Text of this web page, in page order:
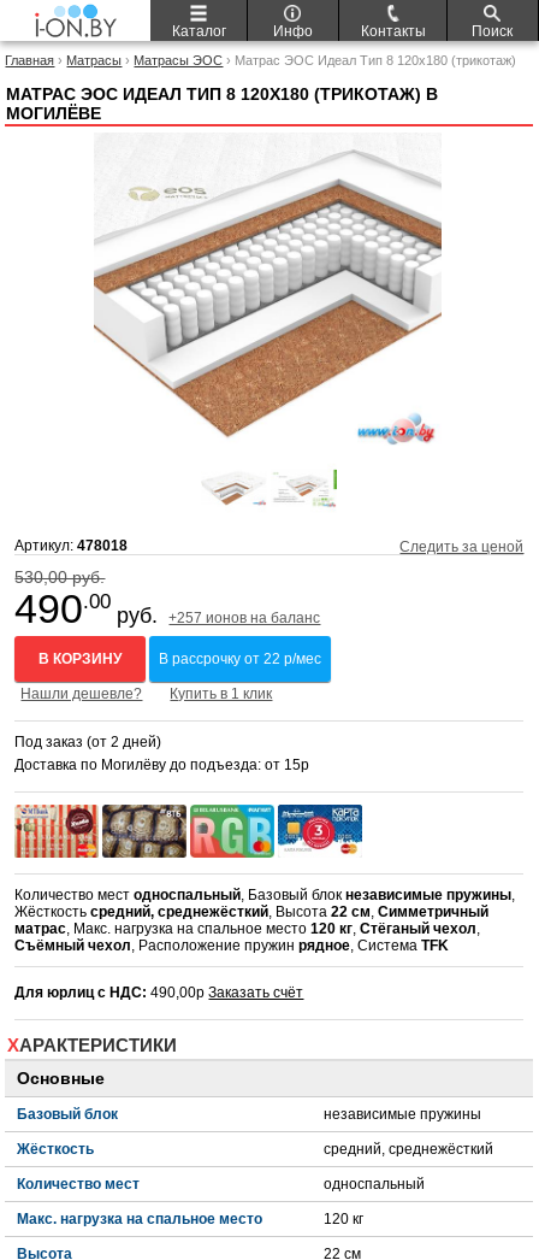
Каталог Инфо Контакты Поиск
Главная › Матрасы › Матрасы ЭОС › Матрас ЭОС Идеал Тип 8 120x180 (трикотаж)
МАТРАС ЭОС ИДЕАЛ ТИП 8 120X180 (ТРИКОТАЖ) В
МОГИЛЁВЕ
Артикул:478018 Следить за ценой
530,00 руб.
490.00
руб. +257 ионов на баланс
В КОРЗИНУ В рассрочку от 22 р/мес
Нашли дешевле? Купить в 1 клик
Под заказ (от 2 дней)
Доставка по Могилёву до подъезда: от 15р
Количество местодноспальный, Базовый блокнезависимые пружины,
Жёсткостьсредний, среднежёсткий, Высота22 см,Симметричный
матрас, Макс. нагрузка на спальное место120 кг,Стёганый чехол,
Съёмный чехол, Расположение пружинрядное, СистемаTFK
Для юрлиц с НДС: 490,00рЗаказать счёт
ХАРАКТЕРИСТИКИ
Основные
Базовый блок независимые пружины
Жёсткость средний, среднежёсткий
Количество мест односпальный
Макс. нагрузка на спальное место 120 кг
Высота 22 см